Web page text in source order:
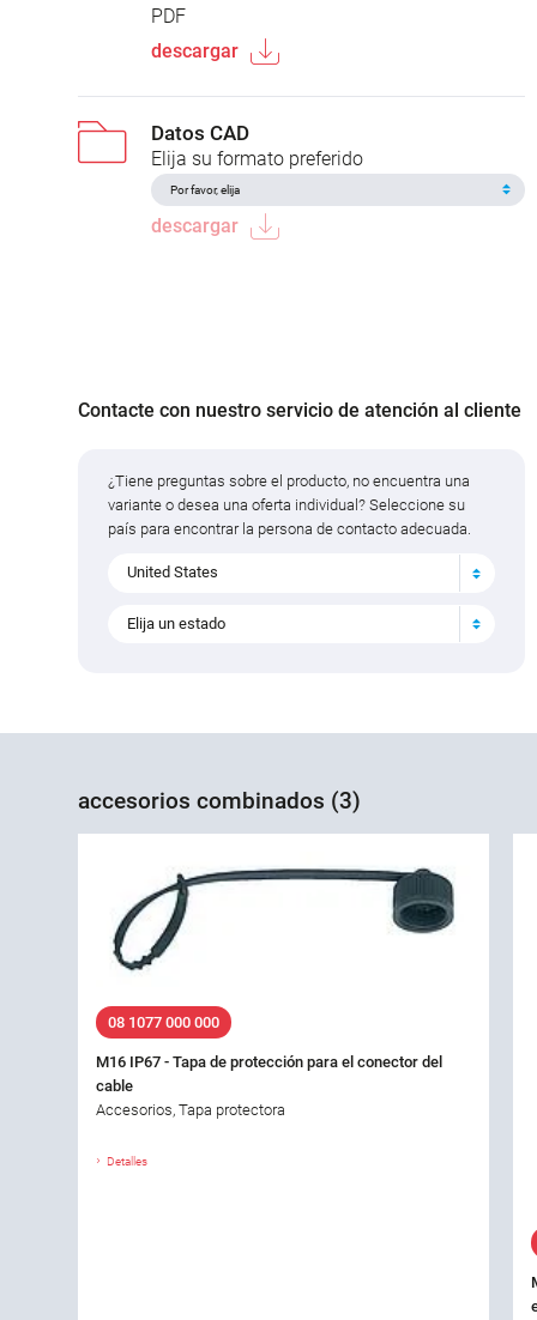
PDF
descargar
Datos CAD
Elija su formato preferido
descargar
Contacte con nuestro servicio de atención al cliente
¿Tiene preguntas sobre el producto, no encuentra una
variante o desea una oferta individual? Seleccione su
país para encontrar la persona de contacto adecuada.
United States
Elija un estado
accesorios combinados (3)
08 1077 000 000
M16 IP67 - Tapa de protección para el conector del
cable
Accesorios, Tapa protectora
Detalles